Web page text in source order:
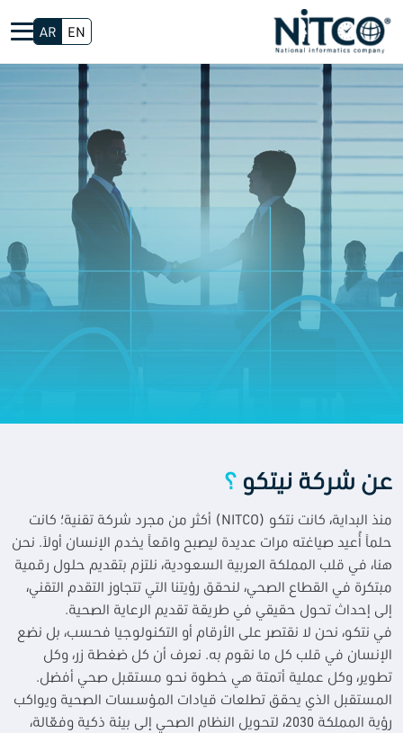
EN
AR
عن شركة نيتكو ؟
منذ البداية، كانت نتكو (NITCO) أكثر من مجرد شركة تقنية؛ كانت
حلماً أُعيد صياغته مرات عديدة ليصبح واقعاً يخدم الإنسان أولاً. نحن
هنا، في قلب المملكة العربية السعودية، نلتزم بتقديم حلول رقمية
مبتكرة في القطاع الصحي، لنحقق رؤيتنا التي تتجاوز التقدم التقني،
إلى إحداث تحول حقيقي في طريقة تقديم الرعاية الصحية.
في نتكو، نحن لا نقتصر على الأرقام أو التكنولوجيا فحسب، بل نضع
الإنسان في قلب كل ما نقوم به. نعرف أن كل ضغطة زر، وكل
تطوير، وكل عملية أتمتة هي خطوة نحو مستقبل صحي أفضل.
المستقبل الذي يحقق تطلعات قيادات المؤسسات الصحية ويواكب
رؤية المملكة 2030، لتحويل النظام الصحي إلى بيئة ذكية وفعّالة،